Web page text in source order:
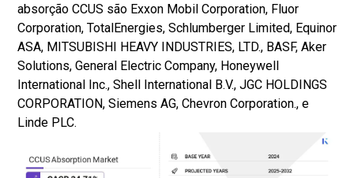
absorção CCUS são Exxon Mobil Corporation, Fluor
Corporation, TotalEnergies, Schlumberger Limited, Equinor
ASA, MITSUBISHI HEAVY INDUSTRIES, LTD., BASF, Aker
Solutions, General Electric Company, Honeywell
International Inc., Shell International B.V., JGC HOLDINGS
CORPORATION, Siemens AG, Chevron Corporation., e
Linde PLC.